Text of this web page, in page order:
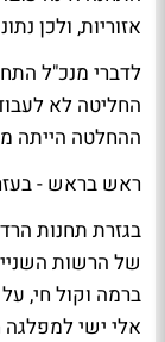
אזוריות, ולכן
לדברי מנכ"ל
החליטה לא
ההחלטה הייתה
ראש בראש -
בגזרת תחנות
של הרשות
ברמה וקול חי,
אלי ישי